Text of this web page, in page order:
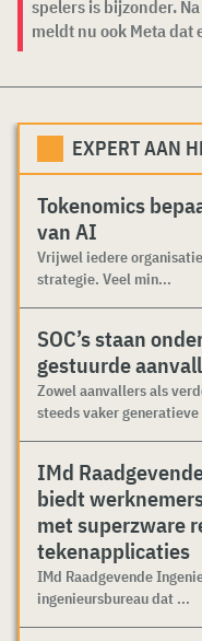
spelers is bijzonder.
meldt nu ook Meta dat
EXPERT AAN
Tokenomics
van AI
Vrijwel iedere
strategie. Veel min...
SOC’s staan
gestuurde
Zowel aanvallers als
steeds vaker generatieve
IMd
biedt
met superzware
tekenapplicaties
IMd Raadgevende
ingenieursbureau dat ...